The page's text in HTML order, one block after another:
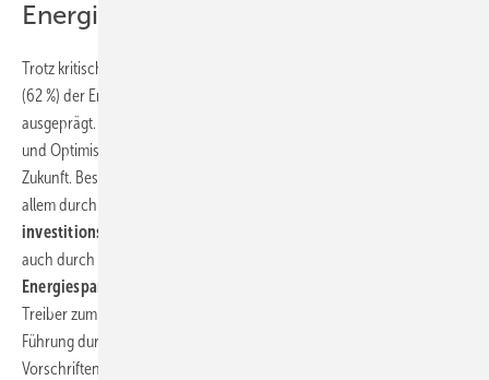
Energieberatungen ungebrochen
Trotz kritischer Haltung ist die Wachstumsorientierung bei zwei Drittel
(62 %) der Energieberaterbüros wie bereits im Vorjahr (64 %) hoch
ausgeprägt. Besonders Berufseinsteiger sowie Befürworter des GEG
und Optimisten der Energiewende sehen in ihrem Beruf eine große
Zukunft. Besonders erfolgreich sind Energieeffizienz-Experten, vor
allem durch zwei Strategien. Die
investitionsbereite Haushalte
auch durch Fördermöglichkeiten – und
Energiesparen
Treiber zum Beratungserfolg liegt im Beratungsstil. Eine positive
Führung durch einen elterlichen Rat, die Betonung neuer gesetzlicher
Vorschriften und von Qualitätsargumente, z. B. zum Wohnkomfort